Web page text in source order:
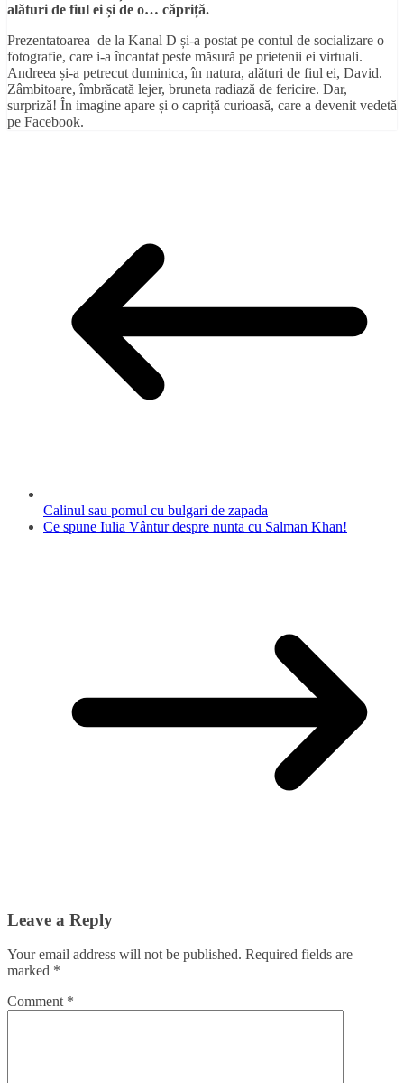
alături de fiul ei și de o… căpriță.
Prezentatoarea de la Kanal D și-a postat pe contul de socializare o
fotografie, care i-a încantat peste măsură pe prietenii ei virtuali.
Andreea și-a petrecut duminica, în natura, alături de fiul ei, David.
Zâmbitoare, îmbrăcată lejer, bruneta radiază de fericire. Dar,
surpriză! În imagine apare și o capriță curioasă, care a devenit vedetă
pe Facebook.
Calinul sau pomul cu bulgari de zapada
Ce spune Iulia Vântur despre nunta cu Salman Khan!
Leave a Reply
Your email address will not be published. Required fields are
marked *
Comment *